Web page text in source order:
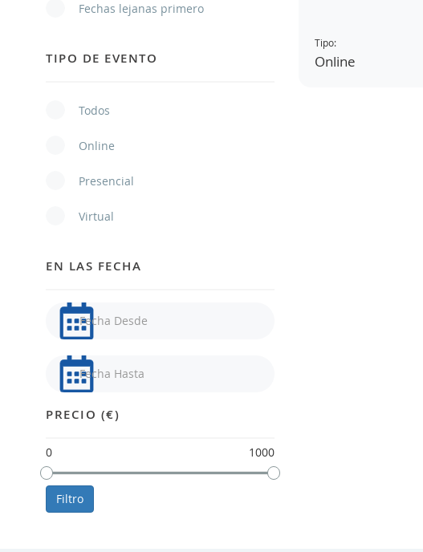
Fechas lejanas primero
TIPO DE EVENTO
Todos
Online
Presencial
Virtual
EN LAS FECHA
PRECIO (€)
0 1000
Filtro
Tipo:
Online